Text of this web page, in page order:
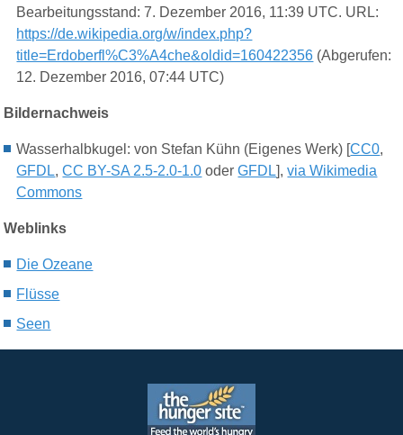
Bearbeitungsstand: 7. Dezember 2016, 11:39 UTC. URL:
https://de.wikipedia.org/w/index.php?
title=Erdoberfl%C3%A4che&oldid=160422356 (Abgerufen:
12. Dezember 2016, 07:44 UTC)
Bildernachweis
Wasserhalbkugel: von Stefan Kühn (Eigenes Werk) [CC0,
GFDL,CC BY-SA 2.5-2.0-1.0 oderGFDL],via Wikimedia
Commons
Weblinks
Die Ozeane
Flüsse
Seen